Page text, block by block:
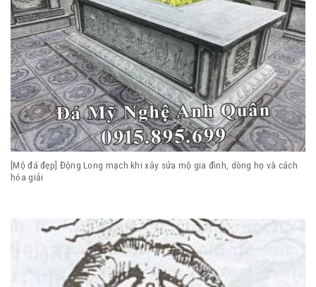
[Mộ đá đẹp] Động Long mạch khi xây sửa mộ gia đình, dòng họ và cách
hóa giải